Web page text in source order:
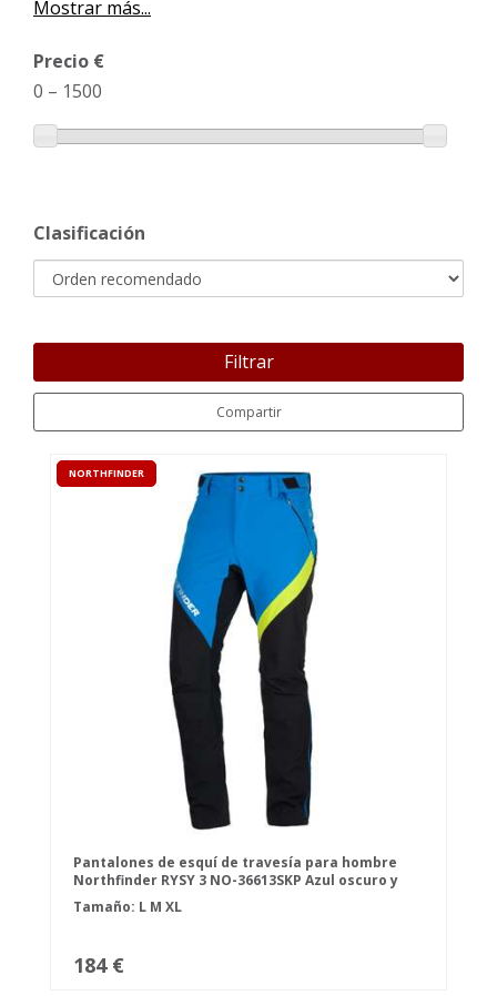
Mostrar más...
Precio €
0 – 1500
Clasificación
Filtrar
Compartir
NORTHFINDER
Pantalones de esquí de travesía para hombre
Northfinder RYSY 3 NO-36613SKP Azul oscuro y
negro
Tamaño: L M XL
184 €